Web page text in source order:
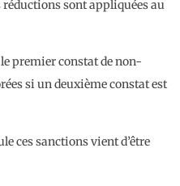
sont appliquées au
premier constat de non-
si un deuxième constat est
ces sanctions vient d’être